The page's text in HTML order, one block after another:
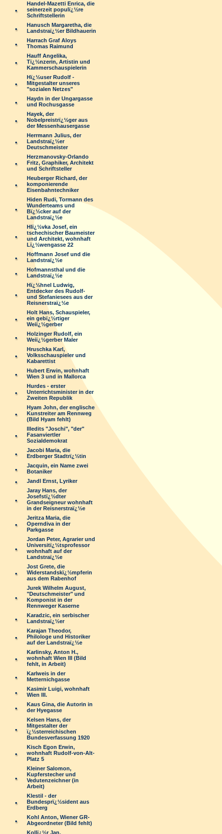
Handel-Mazetti Enrica, die
seinerzeit populï¿½re
Schriftstellerin
Hanusch Margaretha, die
Landstraï¿½er Bildhauerin
Harrach Graf Aloys
Thomas Raimund
Hauff Angelika,
Tï¿½nzerin, Artistin und
Kammerschauspielerin
Hï¿½user Rudolf -
Mitgestalter unseres
"sozialen Netzes"
Haydn in der Ungargasse
und Rochusgasse
Hayek, der
Nobelpreistrï¿½ger aus
der Messenhausergasse
Herrmann Julius, der
Landstraï¿½er
Deutschmeister
Herzmanovsky-Orlando
Fritz, Graphiker, Architekt
und Schriftsteller
Heuberger Richard, der
komponierende
Eisenbahntechniker
Hiden Rudi, Tormann des
Wunderteams und
Bï¿½cker auf der
Landstraï¿½e
Hlï¿½vka Josef, ein
tschechischer Baumeister
und Architekt, wohnhaft
Lï¿½wengasse 22
Hoffmann Josef und die
Landstraï¿½e
Hofmannsthal und die
Landstraï¿½e
Hï¿½hnel Ludwig,
Entdecker des Rudolf-
und Stefaniesees aus der
Reisnerstraï¿½e
Holt Hans, Schauspieler,
ein gebï¿½rtiger
Weiï¿½gerber
Holzinger Rudolf, ein
Weiï¿½gerber Maler
Hruschka Karl,
Volksschauspieler und
Kabarettist
Hubert Erwin, wohnhaft
Wien 3 und in Mallorca
Hurdes - erster
Unterrichtsminister in der
Zweiten Republik
Hyam John, der englische
Kunstreiter am Rennweg
(Bild Hyam fehlt)
Illedits "Joschi", "der"
Fasanviertler
Sozialdemokrat
Jacobi Maria, die
Erdberger Stadtrï¿½tin
Jacquin, ein Name zwei
Botaniker
Jandl Ernst, Lyriker
Jaray Hans, der
Josefstï¿½dter
Grandseigneur wohnhaft
in der Reisnerstraï¿½e
Jeritza Maria, die
Operndiva in der
Parkgasse
Jordan Peter, Agrarier und
Universitï¿½tsprofessor
wohnhaft auf der
Landstraï¿½e
Jost Grete, die
Widerstandskï¿½mpferin
aus dem Rabenhof
Jurek Wilhelm August,
"Deutschmeister" und
Komponist in der
Rennweger Kaserne
Karadzic, ein serbischer
Landstraï¿½er
Karajan Theodor,
Philologe und Historiker
auf der Landstraï¿½e
Karlinsky, Anton H.,
wohnhaft Wien III (Bild
fehlt, in Arbeit)
Karlweis in der
Metternichgasse
Kasimir Luigi, wohnhaft
Wien III.
Kaus Gina, die Autorin in
der Hyegasse
Kelsen Hans, der
Mitgestalter der
ï¿½sterreichischen
Bundesverfassung 1920
Kisch Egon Erwin,
wohnhaft Rudolf-von-Alt-
Platz 5
Kleiner Salomon,
Kupferstecher und
Vedutenzeichner (in
Arbeit)
Klestil - der
Bundesprï¿½sident aus
Erdberg
Kohl Anton, Wiener GR-
Abgeordneter (Bild fehlt)
Kollï¿½r Jan,